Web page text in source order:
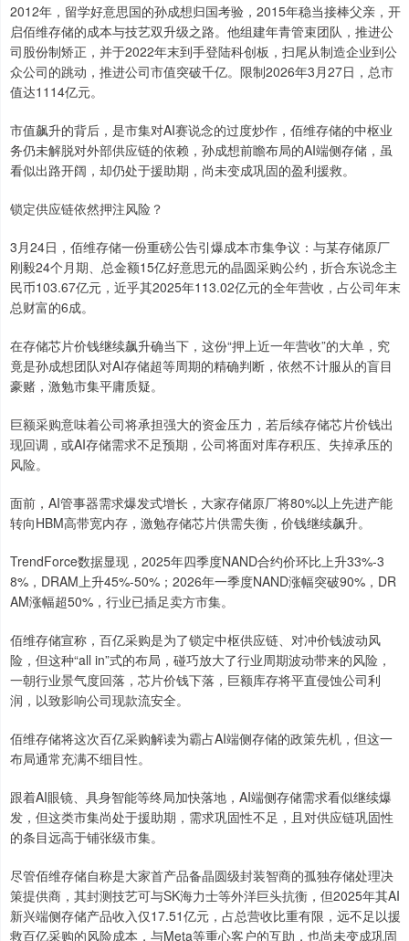
2012年，留学好意思国的孙成想归国考验，2015年稳当接棒父亲，开
启佰维存储的成本与技艺双升级之路。他组建年青管束团队，推进公
司股份制矫正，并于2022年末到手登陆科创板，扫尾从制造企业到公
众公司的跳动，推进公司市值突破千亿。限制2026年3月27日，总市
值达1114亿元。
市值飙升的背后，是市集对AI赛说念的过度炒作，佰维存储的中枢业
务仍未解脱对外部供应链的依赖，孙成想前瞻布局的AI端侧存储，虽
看似出路开阔，却仍处于援助期，尚未变成巩固的盈利援救。
锁定供应链依然押注风险？
3月24日，佰维存储一份重磅公告引爆成本市集争议：与某存储原厂
刚毅24个月期、总金额15亿好意思元的晶圆采购公约，折合东说念主
民币103.67亿元，近乎其2025年113.02亿元的全年营收，占公司年末
总财富的6成。
在存储芯片价钱继续飙升确当下，这份“押上近一年营收”的大单，究
竟是孙成想团队对AI存储超等周期的精确判断，依然不计服从的盲目
豪赌，激勉市集平庸质疑。
巨额采购意味着公司将承担强大的资金压力，若后续存储芯片价钱出
现回调，或AI存储需求不足预期，公司将面对库存积压、失掉承压的
风险。
面前，AI管事器需求爆发式增长，大家存储原厂将80%以上先进产能
转向HBM高带宽内存，激勉存储芯片供需失衡，价钱继续飙升。
TrendForce数据显现，2025年四季度NAND合约价环比上升33%-3
8%，DRAM上升45%-50%；2026年一季度NAND涨幅突破90%，DR
AM涨幅超50%，行业已插足卖方市集。
佰维存储宣称，百亿采购是为了锁定中枢供应链、对冲价钱波动风
险，但这种“all in”式的布局，碰巧放大了行业周期波动带来的风险，
一朝行业景气度回落，芯片价钱下落，巨额库存将平直侵蚀公司利
润，以致影响公司现款流安全。
佰维存储将这次百亿采购解读为霸占AI端侧存储的政策先机，但这一
布局通常充满不细目性。
跟着AI眼镜、具身智能等终局加快落地，AI端侧存储需求看似继续爆
发，但这类市集尚处于援助期，需求巩固性不足，且对供应链巩固性
的条目远高于铺张级市集。
尽管佰维存储自称是大家首产品备晶圆级封装智商的孤独存储处理决
策提供商，其封测技艺可与SK海力士等外洋巨头抗衡，但2025年其AI
新兴端侧存储产品收入仅17.51亿元，占总营收比重有限，远不足以援
救百亿采购的风险成本，与Meta等重心客户的互助，也尚未变成巩固